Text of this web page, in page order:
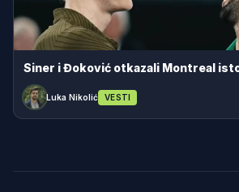
Siner i Đoković otkazali Montreal
Luka Nikolić VESTI